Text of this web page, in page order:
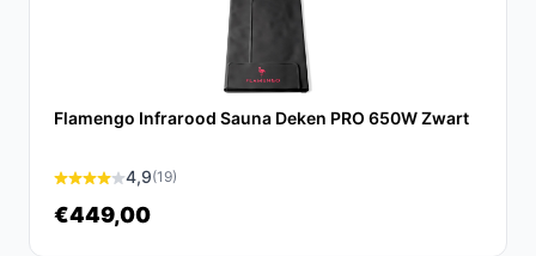
De Auronic Deken biedt unieke kenmerken zoals een
gebruiksvriendelijke bediening, wasbaarheid en een
uitstekende warmte-instelling, wat het onderscheidt van
andere producten in dezelfde categorie.
Conclusie
De Auronic Elektrische Deken combineert comfort en
Flamengo Infrarood Sauna Deken PRO 650W Zwart
4,9(19)
€449,00